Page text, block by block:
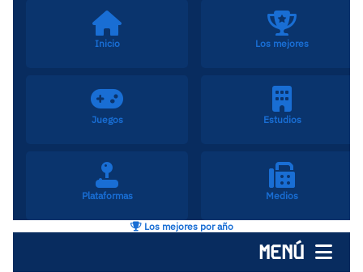
Inicio Los mejores
Juegos Estudios
Plataformas Medios
Los mejores por año
MENÚ